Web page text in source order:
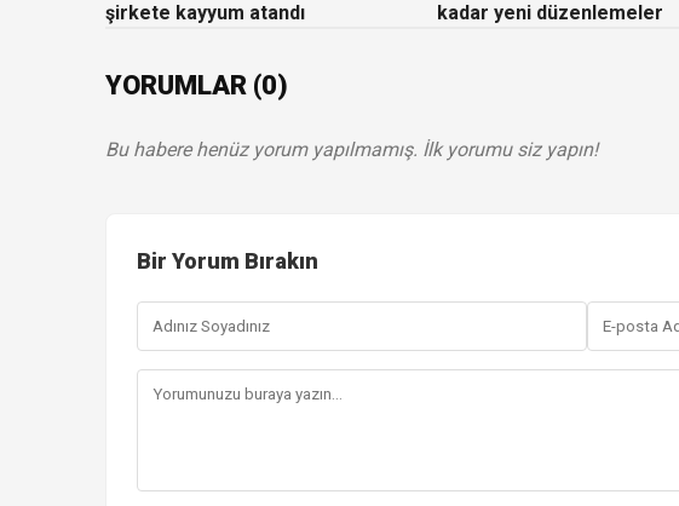
şirkete kayyum atandı
kadar yeni düzenlemeler
YORUMLAR (0)
Bu habere henüz yorum yapılmamış. İlk yorumu siz yapın!
Bir Yorum Bırakın